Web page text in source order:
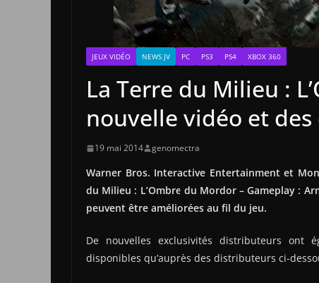
JEUX VIDÉO NEWS JV PC PS3 PS4 XBOX 360
La Terre du Milieu :
nouvelle vidéo et
19 mai 2014 genomectra
Warner Bros. Interactive Entertainment et
du Milieu : L’Ombre du Mordor – Gameplay :
peuvent être améliorées au fil du jeu.
De nouvelles exclusivités distributeurs ont
disponibles qu’auprès des distributeurs ci-